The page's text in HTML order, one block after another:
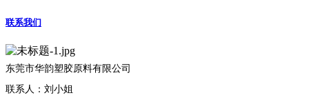
联系我们
东莞市华韵塑胶原料有限公司
联系人：刘小姐